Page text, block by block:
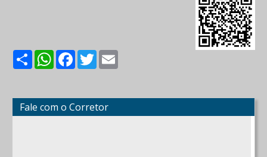
ShareWhatsApp
Facebook
Twitter
Fale com o Corretor